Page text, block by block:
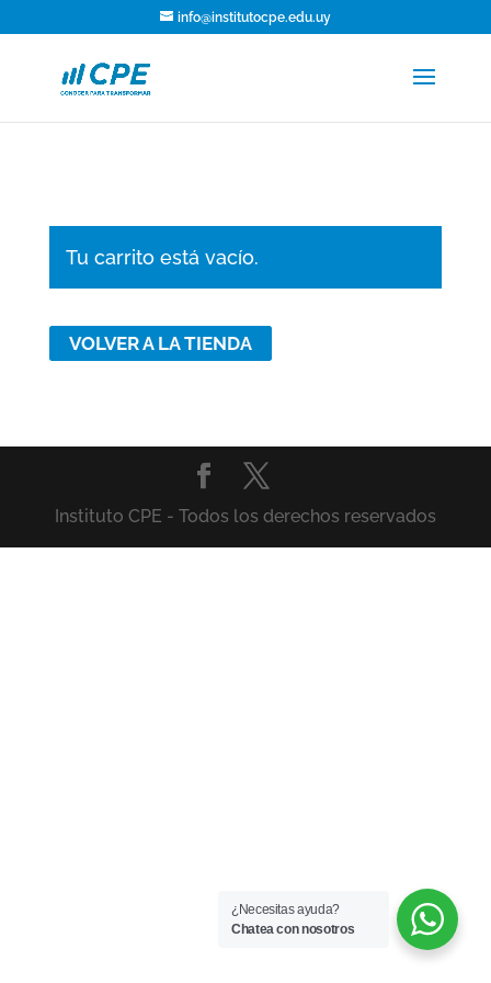
info@institutocpe.edu.uy
Tu carrito está vacío.
VOLVER A LA TIENDA
Instituto CPE - Todos los derechos reservados
¿Necesitas ayuda?
Chatea con nosotros